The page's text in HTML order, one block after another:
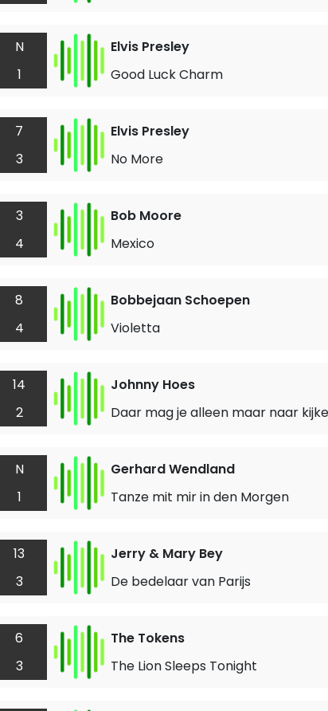
N
1
Elvis Presley
Good Luck Charm
7
3
Elvis Presley
No More
3
4
Bob Moore
Mexico
8
4
Bobbejaan Schoepen
Violetta
14
2
Johnny Hoes
Daar mag je alleen maar naar
N
1
Gerhard Wendland
Tanze mit mir in den Morgen
13
3
Jerry & Mary Bey
De bedelaar van Parijs
6
3
The Tokens
The Lion Sleeps Tonight